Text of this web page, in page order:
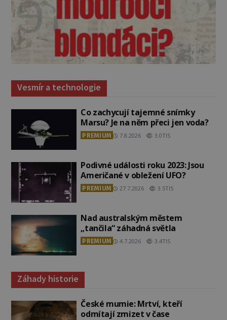
Vesmír a technologie
Co zachycují tajemné snímky
Marsu? Je na něm přeci jen voda?
PREMIUM 7.8.2026 3.0TIS
Podivné události roku 2023: Jsou
Američané v obležení UFO?
PREMIUM 27.7.2026 3.5TIS
Nad australským městem
„tančila“ záhadná světla
PREMIUM 4.7.2026 3.4TIS
Záhady historie
České mumie: Mrtví, kteří
odmítají zmizet v čase